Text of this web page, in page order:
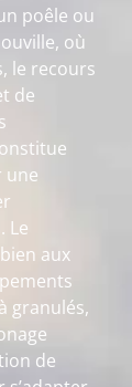
poêle ou
où
le recours
de
une
Le
aux
granulés,
de